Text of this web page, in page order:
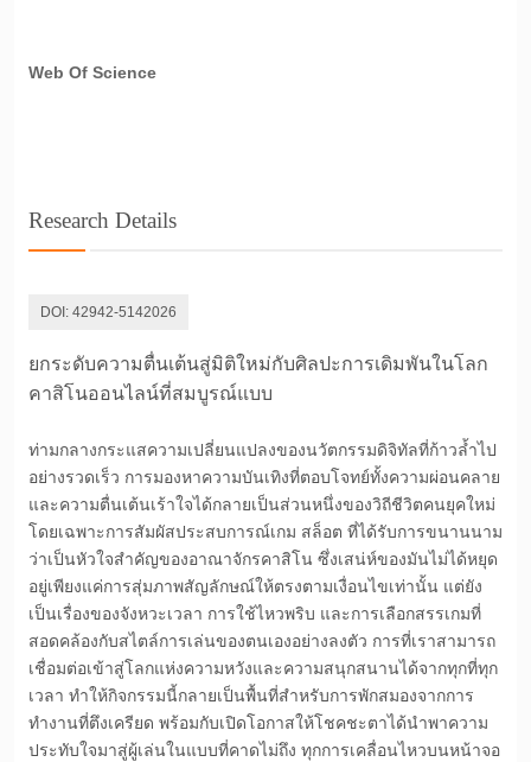
Web Of Science
Research Details
DOI: 42942-5142026
ยกระดับความตื่นเต้นสู่มิติใหม่กับศิลปะการเดิมพันในโลก
คาสิโนออนไลน์ที่สมบูรณ์แบบ
ท่ามกลางกระแสความเปลี่ยนแปลงของนวัตกรรมดิจิทัลที่ก้าวล้ำไป
อย่างรวดเร็ว การมองหาความบันเทิงที่ตอบโจทย์ทั้งความผ่อนคลาย
และความตื่นเต้นเร้าใจได้กลายเป็นส่วนหนึ่งของวิถีชีวิตคนยุคใหม่
โดยเฉพาะการสัมผัสประสบการณ์เกม สล็อต ที่ได้รับการขนานนาม
ว่าเป็นหัวใจสำคัญของอาณาจักรคาสิโน ซึ่งเสน่ห์ของมันไม่ได้หยุด
อยู่เพียงแค่การสุ่มภาพสัญลักษณ์ให้ตรงตามเงื่อนไขเท่านั้น แต่ยัง
เป็นเรื่องของจังหวะเวลา การใช้ไหวพริบ และการเลือกสรรเกมที่
สอดคล้องกับสไตล์การเล่นของตนเองอย่างลงตัว การที่เราสามารถ
เชื่อมต่อเข้าสู่โลกแห่งความหวังและความสนุกสนานได้จากทุกที่ทุก
เวลา ทำให้กิจกรรมนี้กลายเป็นพื้นที่สำหรับการพักสมองจากการ
ทำงานที่ตึงเครียด พร้อมกับเปิดโอกาสให้โชคชะตาได้นำพาความ
ประทับใจมาสู่ผู้เล่นในแบบที่คาดไม่ถึง ทุกการเคลื่อนไหวบนหน้าจอ